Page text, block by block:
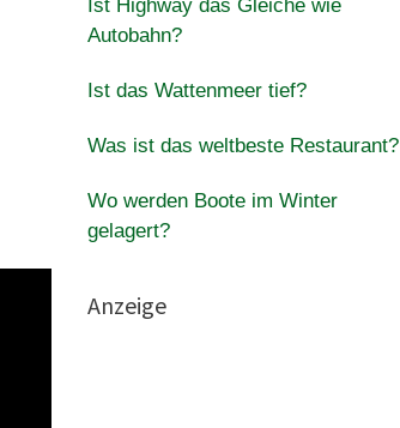
Ist Highway das Gleiche wie
Autobahn?
Ist das Wattenmeer tief?
Was ist das weltbeste Restaurant?
Wo werden Boote im Winter
gelagert?
Anzeige